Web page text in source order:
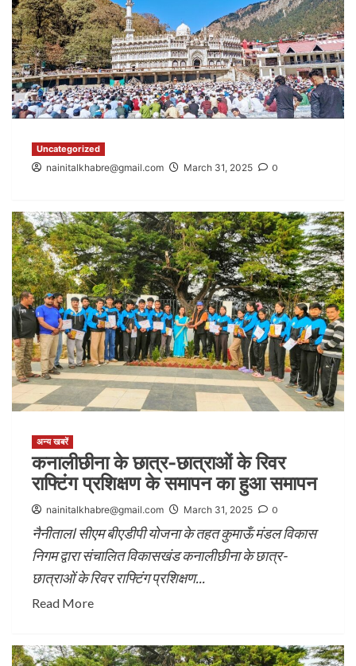
Uncategorized
nainitalkhabre@gmail.com March 31, 2025 0
अन्य खबरें
कनालीछीना के छात्र-छात्राओं के रिवर
राफ्टिंग प्रशिक्षण के समापन का हुआ समापन
nainitalkhabre@gmail.com March 31, 2025 0
नैनीतालl सीएम बीएडीपी योजना के तहत कुमाऊँ मंडल विकास
निगम द्वारा संचालित विकासखंड कनालीछीना के छात्र-
छात्राओं के रिवर राफ्टिंग प्रशिक्षण...
Read More